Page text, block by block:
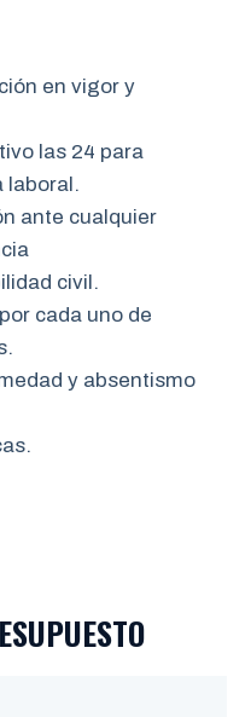
en vigor y
las 24 para
laboral.
ante cualquier
civil.
cada uno de
y absentismo